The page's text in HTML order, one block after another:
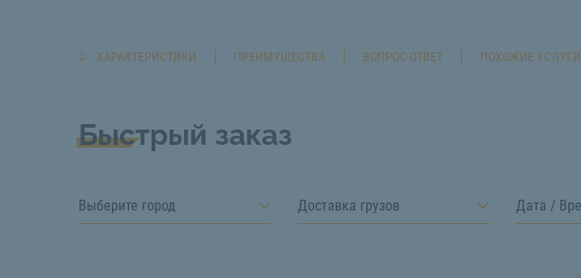
ХАРАКТЕРИСТИКИ ПРЕИМУЩЕСТВА ВОПРОС-ОТВЕТ ПОХОЖИЕ УСЛУГИ
Быстрый заказ
Выберите город Доставка грузов